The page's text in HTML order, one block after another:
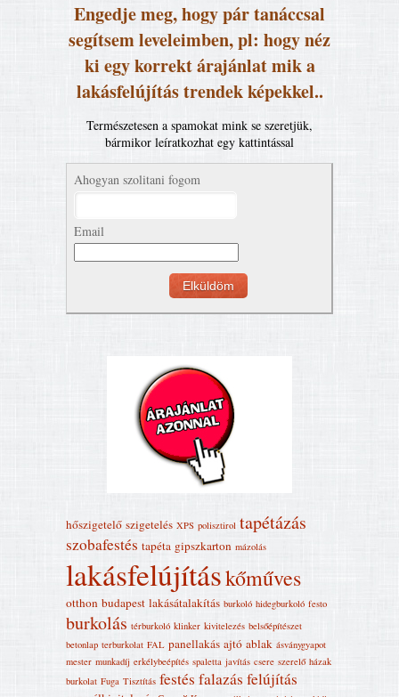
Engedje meg, hogy pár tanáccsal
segítsem leveleimben, pl: hogy néz
ki egy korrekt árajánlat mik a
lakásfelújítás trendek képekkel..
Természetesen a spamokat mink se szeretjük,
bármikor leíratkozhat egy kattintással
Ahogyan szolitani fogom
Email
hőszigetelő szigetelés XPS polisztirol tapétázás
szobafestés tapéta gipszkarton mázolás
lakásfelújításkőműves
otthon budapest lakásátalakítás burkoló hidegburkoló festo
burkolás térburkoló klinker kivitelezés belsőépítészet
betonlap terburkolat FAL panellakás ajtó ablak ásványgyapot
mester munkadíj erkélybeépítés spaletta javítás csere szerelő házak
burkolat Fuga Tisztítás festés falazás felújítás